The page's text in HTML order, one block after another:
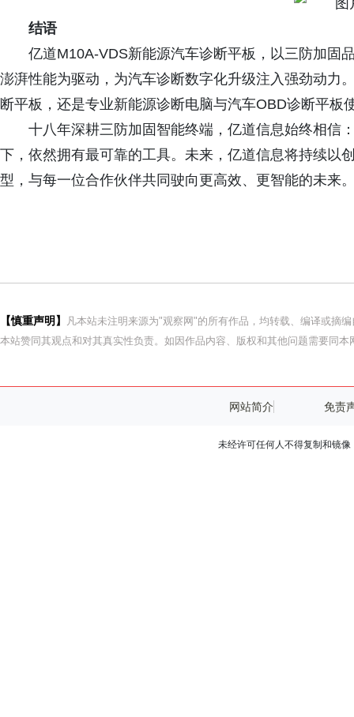
结语
亿道M10A-VDS新能源汽车诊断平板，以三防加固
澎湃性能为驱动，为汽车诊断数字化升级注入强劲动力
断平板，还是专业新能源诊断电脑与汽车OBD诊断平
十八年深耕三防加固智能终端，亿道信息始终相信
下，依然拥有最可靠的工具。未来，亿道信息将持续以
型，与每一位合作伙伴共同驶向更高效、更智能的未来
【慎重声明】
凡本站未注明来源为"观察网"的所有作品，均转载、编译或摘
本站赞同其观点和对其真实性负责。如因作品内容、版权和其他问题需要同本
网站简介 免责
未经许可任何人不得复制和镜